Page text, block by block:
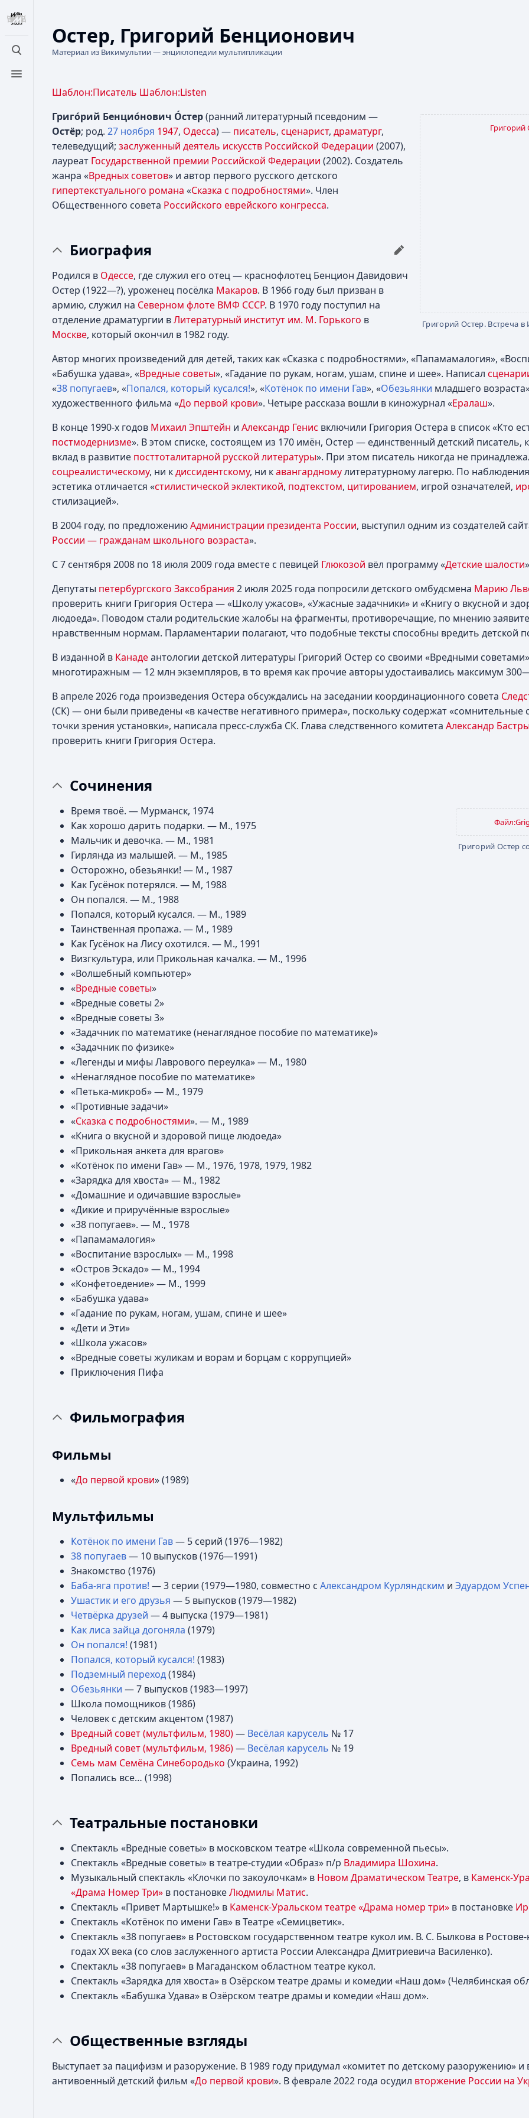
Открыть поиск
Открыть меню
Остер, Григорий Бенционович
Материал из Викимультии — энциклопедии мультипликации
Шаблон:Писатель Шаблон:Listen
Григорий
Григорий Остер. Встреча в
Григо́рий Бенцио́нович О́стер(ранний литературный псевдоним —
Остёр; род. 27 ноября 1947, Одесса) — писатель, сценарист, драматург,
телеведущий; заслуженный деятель искусств Российской Федерации (2007),
лауреат Государственной премии Российской Федерации (2002). Создатель
жанра «Вредных советов» и автор первого русского детского
гипертекстуального романа «Сказка с подробностями». Член
Общественного совета Российского еврейского конгресса.
Биография
Родился в Одессе, где служил его отец — краснофлотец Бенцион Давидович
Остер (1922—?), уроженец посёлка Макаров. В 1966 году был призван в
армию, служил на Северном флоте ВМФ СССР. В 1970 году поступил на
отделение драматургии вЛитературный институт им. М. Горького в
Москве, который окончил в 1982 году.
Автор многих произведений для детей, таких как «Сказка с подробностями», «Папамамалогия»,
«Бабушка удава», «Вредные советы», «Гадание по рукам, ногам, ушам, спине и шее». Написал
«38 попугаев», «Попался, который кусался!», «Котёнок по имени Гав», «Обезьянки младшего
художественного фильма «До первой крови». Четыре рассказа вошли в киножурнал «Ералаш».
В конце 1990-х годов Михаил Эпштейн и Александр Генис включили Григория Остера в список «Кто
постмодернизме». В этом списке, состоящем из 170 имён, Остер — единственный детский писатель,
вклад в развитие посттоталитарной русской литературы». При этом писатель никогда не
соцреалистическому, ни кдиссидентскому, ни кавангардномулитературному лагерю. По
эстетика отличается «стилистической эклектикой, подтекстом, цитированием, игрой означателей,
стилизацией».
В 2004 году, по предложениюАдминистрации президента России, выступил одним из создателей
России — гражданам школьного возраста».
С 7 сентября 2008 по 18 июля 2009 года вместе с певицей Глюкозой вёл программу «Детские шалости
Депутаты петербургского Заксобрания 2 июля 2025 года попросили детского омбудсмена Марию
проверить книги Григория Остера — «Школу ужасов», «Ужасные задачники» и «Книгу о вкусной и
людоеда». Поводом стали родительские жалобы на фрагменты, противоречащие, по мнению
нравственным нормам. Парламентарии полагают, что подобные тексты способны вредить детской
В изданной в Канадеантологии детской литературы Григорий Остер со своими «Вредными
многотиражным — 12 млн экземпляров, в то время как прочие авторы удостаивались максимум
В апреле 2026 года произведения Остера обсуждались на заседании координационного совета
(СК) — они были приведены «в качестве негативного примера», поскольку содержат «сомнительные
точки зрения установки», написала пресс-служба СК. Глава следственного комитета Александр
проверить книги Григория Остера.
Сочинения
Григорий Остер
Время твоё. — Мурманск, 1974
Как хорошо дарить подарки. — М., 1975
Мальчик и девочка. — М., 1981
Гирлянда из малышей. — М., 1985
Осторожно, обезьянки! — М., 1987
Как Гусёнок потерялся. — М, 1988
Он попался. — М., 1988
Попался, который кусался. — М., 1989
Таинственная пропажа. — М., 1989
Как Гусёнок на Лису охотился. — М., 1991
Визгкультура, или Прикольная качалка. — М., 1996
«Волшебный компьютер»
«Вредные советы»
«Вредные советы 2»
«Вредные советы 3»
«Задачник по математике (ненаглядное пособие по математике)»
«Задачник по физике»
«Легенды и мифы Лаврового переулка» — М., 1980
«Ненаглядное пособие по математике»
«Петька-микроб» — М., 1979
«Противные задачи»
«Сказка с подробностями». — М., 1989
«Книга о вкусной и здоровой пище людоеда»
«Прикольная анкета для врагов»
«Котёнок по имени Гав» — М., 1976, 1978, 1979, 1982
«Зарядка для хвоста» — М., 1982
«Домашние и одичавшие взрослые»
«Дикие и приручённые взрослые»
«38 попугаев». — М., 1978
«Папамамалогия»
«Воспитание взрослых» — М., 1998
«Остров Эскадо» — М., 1994
«Конфетоедение» — М., 1999
«Бабушка удава»
«Гадание по рукам, ногам, ушам, спине и шее»
«Дети и Эти»
«Школа ужасов»
«Вредные советы жуликам и ворам и борцам с коррупцией»
Приключения Пифа
Фильмография
Фильмы
«До первой крови» (1989)
Мультфильмы
Котёнок по имени Гав— 5 серий (1976—1982)
38 попугаев— 10 выпусков (1976—1991)
Знакомство (1976)
Баба-яга против! — 3 серии (1979—1980, совместно с Александром Курляндским и Эдуардом
Ушастик и его друзья — 5 выпусков (1979—1982)
Четвёрка друзей — 4 выпуска (1979—1981)
Как лиса зайца догоняла (1979)
Он попался! (1981)
Попался, который кусался! (1983)
Подземный переход(1984)
Обезьянки — 7 выпусков (1983—1997)
Школа помощников (1986)
Человек с детским акцентом (1987)
Вредный совет (мультфильм, 1980)— Весёлая карусель № 17
Вредный совет (мультфильм, 1986)— Весёлая карусель № 19
Семь мам Семёна Синебородько (Украина, 1992)
Попались все… (1998)
Театральные постановки
Спектакль «Вредные советы» в московском театре «Школа современной пьесы».
Спектакль «Вредные советы» в театре-студии «Образ» п/р Владимира Шохина.
Музыкальный спектакль «Клочки по закоулочкам» в Новом Драматическом Театре, в Каменск-
«Драма Номер Три» в постановкеЛюдмилы Матис.
Спектакль «Привет Мартышке!» в Каменск-Уральском театре «Драма номер три» в постановке
Спектакль «Котёнок по имени Гав» в Театре «Семицветик».
Спектакль «38 попугаев» в Ростовском государственном театре кукол им. В. С. Былкова в
годах XX века (со слов заслуженного артиста России Александра Дмитриевича Василенко).
Спектакль «38 попугаев» в Магаданском областном театре кукол.
Спектакль «Зарядка для хвоста» в Озёрском театре драмы и комедии «Наш дом» (Челябинская
Спектакль «Бабушка Удава» в Озёрском театре драмы и комедии «Наш дом».
Общественные взгляды
Выступает за пацифизм и разоружение. В 1989 году придумал «комитет по детскому разоружению» и
антивоенный детский фильм «До первой крови». В феврале 2022 года осудил вторжение России на